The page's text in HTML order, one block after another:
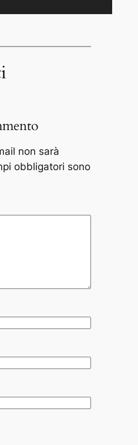
non sarà
obbligatori sono